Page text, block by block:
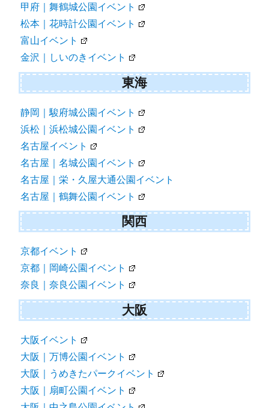
甲府｜舞鶴城公園イベント
松本｜花時計公園イベント
富山イベント
金沢｜しいのきイベント
東海
静岡｜駿府城公園イベント
浜松｜浜松城公園イベント
名古屋イベント
名古屋｜名城公園イベント
名古屋｜栄・久屋大通公園イベント
名古屋｜鶴舞公園イベント
関西
京都イベント
京都｜岡崎公園イベント
奈良｜奈良公園イベント
大阪
大阪イベント
大阪｜万博公園イベント
大阪｜うめきたパークイベント
大阪｜扇町公園イベント